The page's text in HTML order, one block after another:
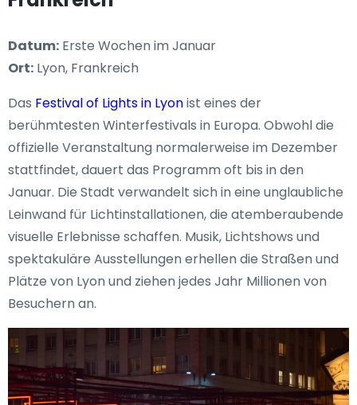
Datum: Erste Wochen im Januar
Ort: Lyon, Frankreich
Das Festival of Lights in Lyonist eines der
berühmtesten Winterfestivals in Europa. Obwohl die
offizielle Veranstaltung normalerweise im Dezember
stattfindet, dauert das Programm oft bis in den
Januar. Die Stadt verwandelt sich in eine unglaubliche
Leinwand für Lichtinstallationen, die atemberaubende
visuelle Erlebnisse schaffen. Musik, Lichtshows und
spektakuläre Ausstellungen erhellen die Straßen und
Plätze von Lyon und ziehen jedes Jahr Millionen von
Besuchern an.